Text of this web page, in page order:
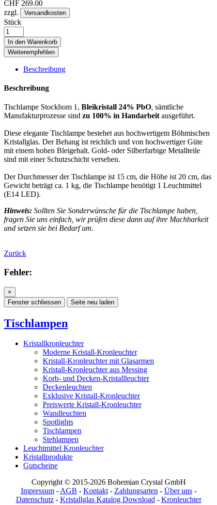
CHF 269.00
zzgl.
Versandkosten
Stück
In den Warenkorb
Weiterempfehlen
Beschreibung
Beschreibung
Tischlampe Stockhom 1, Bleikristall 24% PbO, sämtliche
Manufakturprozesse sind zu 100% in Handarbeit ausgeführt.
Diese elegante Tischlampe bestehet aus hochwertigem Böhmischen
Kristallglas. Der Behang ist reichlich und von hochwertiger Güte
mit einem hohen Bleigehalt. Gold- oder Silberfarbige Metallteile
sind mit einer Schutzschicht versehen.
Der Durchmesser der Tischlampe ist 15 cm, die Höhe ist 20 cm, das
Gewicht beträgt ca. 1 kg, die Tischlampe benötigt 1 Leuchtmittel
(E14 LED).
Hinweis: Sollten Sie Sonderwünsche für die Tischlampe haben,
fragen Sie uns einfach, wir prüfen diese dann auf ihre Machbarkeit
und setzen sie bei Bedarf um.
Zurück
Fehler:
×
Fenster schliessen
Seite neu laden
Tischlampen
Kristallkronleuchter
Moderne Kristall-Kronleuchter
Kristall-Kronleuchter mit Glasarmen
Kristall-Kronleuchter aus Messing
Korb- und Decken-Kristallleuchter
Deckenleuchten
Exklusive Kristall-Kronleuchter
Preiswerte Kristall-Kronleuchter
Wandleuchten
Spotlights
Tischlampen
Stehlampen
Leuchtmittel Kronleuchter
Kristallprodukte
Gutscheine
Copyright © 2015-2026 Bohemian Crystal GmbH
Impressum-AGB - Kontakt- Zahlungsarten- Über uns-
Datenschutz- Kristallglas Katalog Download- Kronleuchter